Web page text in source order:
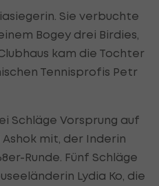
Sie verbuchte
Bogey drei Birdies,
kam die Tochter
Tennisprofis Petr
Schläge Vorsprung auf
mit, der Inderin
Runde. Fünf Schläge
Lydia Ko, die